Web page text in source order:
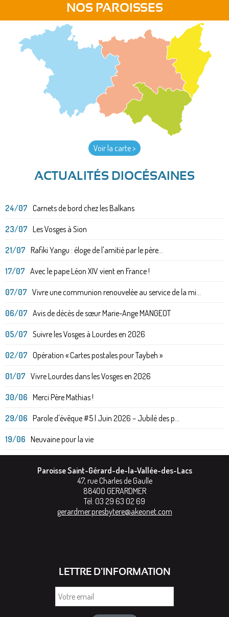
NOS PAROISSES
Voir la carte >
ACTUALITÉS DIOCÉSAINES
24/07 Carnets de bord chez les Balkans
23/07 Les Vosges à Sion
21/07 Rafiki Yangu : éloge de l'amitié par le père...
17/07 Avec le pape Léon XIV vient en France !
07/07 Vivre une communion renouvelée au service de la mi...
06/07 Avis de décès de sœur Marie-Ange MANGEOT
05/07 Suivre les Vosges à Lourdes en 2026
02/07 Opération « Cartes postales pour Taybeh »
01/07 Vivre Lourdes dans les Vosges en 2026
30/06 Merci Père Mathias !
29/06 Parole d'évêque #5 | Juin 2026 – Jubilé des p...
19/06 Neuvaine pour la vie
Paroisse Saint-Gérard-de-la-Vallée-des-Lacs
47, rue Charles de Gaulle
88400 GERARDMER
Tél: 03 29 63 02 69
gerardmer.presbytere@akeonet.com
LETTRE D'INFORMATION